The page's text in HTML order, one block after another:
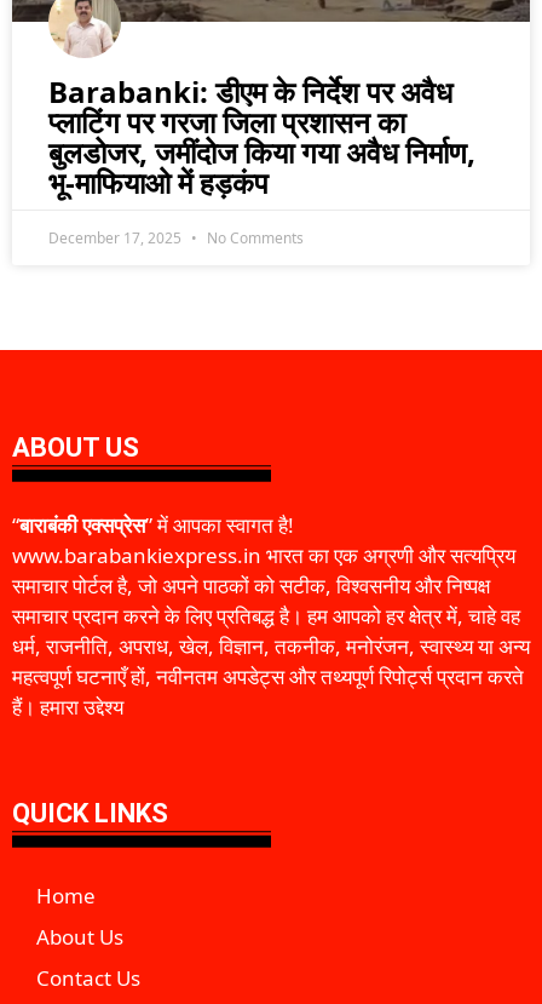
Barabanki: डीएम के निर्देश पर अवैध
प्लाटिंग पर गरजा जिला प्रशासन का
बुलडोजर, जमींदोज किया गया अवैध निर्माण,
भू-माफियाओ में हड़कंप
December 17, 2025 No Comments
ABOUT US
“बाराबंकी एक्सप्रेस” में आपका स्वागत है!
www.barabankiexpress.in भारत का एक अग्रणी और सत्यप्रिय
समाचार पोर्टल है, जो अपने पाठकों को सटीक, विश्वसनीय और निष्पक्ष
समाचार प्रदान करने के लिए प्रतिबद्ध है। हम आपको हर क्षेत्र में, चाहे वह
धर्म, राजनीति, अपराध, खेल, विज्ञान, तकनीक, मनोरंजन, स्वास्थ्य या अन्य
महत्वपूर्ण घटनाएँ हों, नवीनतम अपडेट्स और तथ्यपूर्ण रिपोर्ट्स प्रदान करते
हैं। हमारा उद्देश्य
QUICK LINKS
Home
About Us
Contact Us